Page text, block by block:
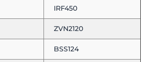
IRF450
ZVN2120
BSS124